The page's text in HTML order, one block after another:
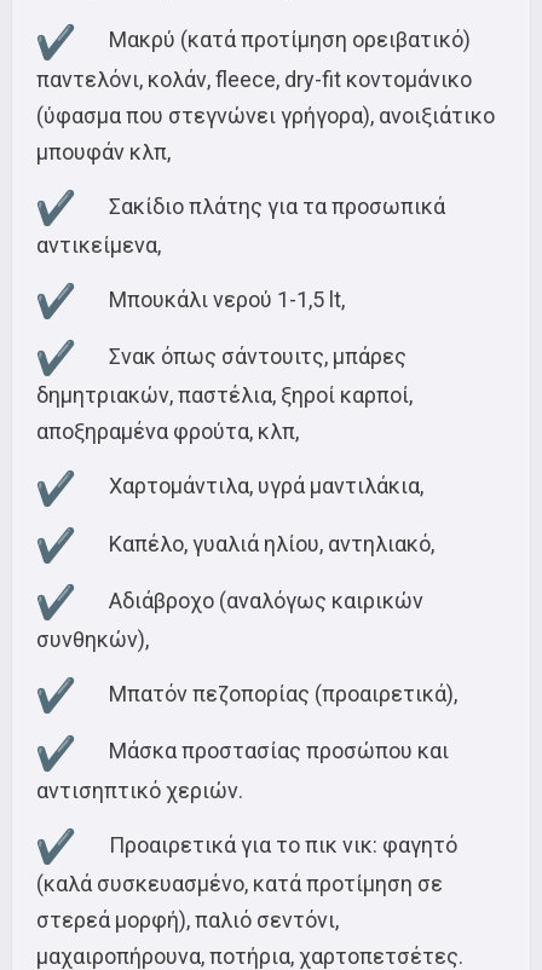
Μακρύ (κατά προτίμηση ορειβατικό)
παντελόνι, κολάν, fleece, dry-fit κοντομάνικο
(ύφασμα που στεγνώνει γρήγορα), ανοιξιάτικο
μπουφάν κλπ,
Σακίδιο πλάτης για τα προσωπικά
αντικείμενα,
Μπουκάλι νερού 1-1,5 lt,
Σνακ όπως σάντουιτς, μπάρες
δημητριακών, παστέλια, ξηροί καρποί,
αποξηραμένα φρούτα, κλπ,
Χαρτομάντιλα, υγρά μαντιλάκια,
Καπέλο, γυαλιά ηλίου, αντηλιακό,
Αδιάβροχο (αναλόγως καιρικών
συνθηκών),
Μπατόν πεζοπορίας (προαιρετικά),
Μάσκα προστασίας προσώπου και
αντισηπτικό χεριών.
Προαιρετικά για το πικ νικ: φαγητό
(καλά συσκευασμένο, κατά προτίμηση σε
στερεά μορφή), παλιό σεντόνι,
μαχαιροπήρουνα, ποτήρια, χαρτοπετσέτες.